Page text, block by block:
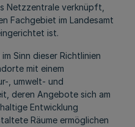
Netzzentrale verknüpft,
Fachgebiet im Landesamt
ist.
Sinn dieser Richtlinien
mit einem
, umwelt- und
deren Angebote sich am
Entwicklung
Räume ermöglichen